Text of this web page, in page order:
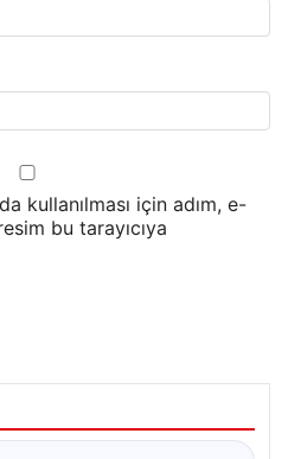
kullanılması için adım, e-
bu tarayıcıya